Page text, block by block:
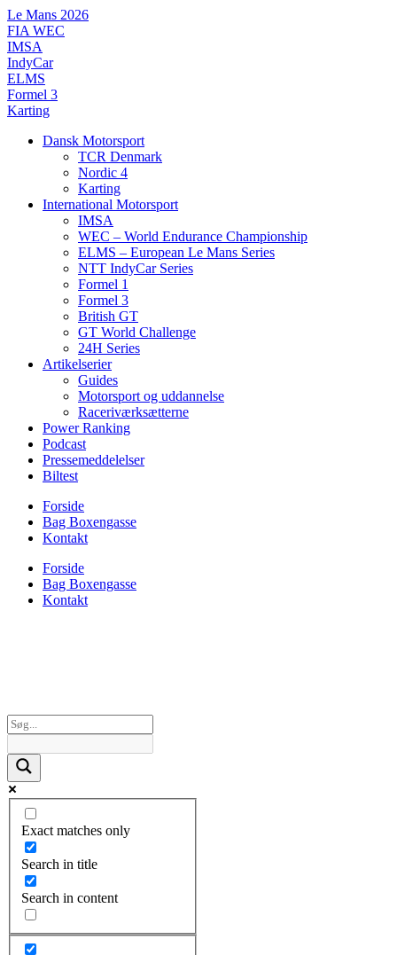
Videre
til
indhold
Le Mans 2026
FIA WEC
IMSA
IndyCar
ELMS
Formel 3
Karting
Dansk Motorsport
TCR Denmark
Nordic 4
Karting
International Motorsport
IMSA
WEC – World Endurance Championship
ELMS – European Le Mans Series
NTT IndyCar Series
Formel 1
Formel 3
British GT
GT World Challenge
24H Series
Artikelserier
Guides
Motorsport og uddannelse
Raceriværksætterne
Power Ranking
Podcast
Pressemeddelelser
Biltest
Forside
Bag Boxengasse
Kontakt
Forside
Bag Boxengasse
Kontakt
Exact matches only
Search in title
Search in content